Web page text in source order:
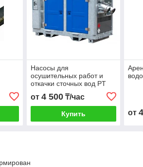
Насосы для
осушительных работ и
откачки сточных вод PT
150 D200 Аренда насосов
от 4 500₸/час
Купить от